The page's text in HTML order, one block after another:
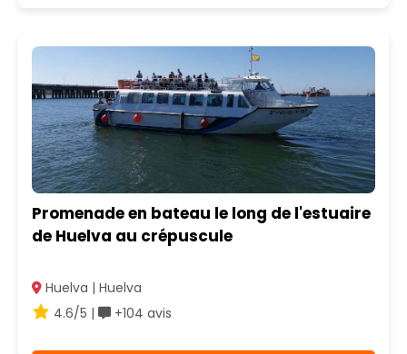
Promenade en bateau le long de l'estuaire
de Huelva au crépuscule
Huelva | Huelva
4.6/5 |
+104 avis